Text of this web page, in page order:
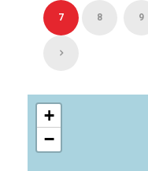
7 8 9
+
−